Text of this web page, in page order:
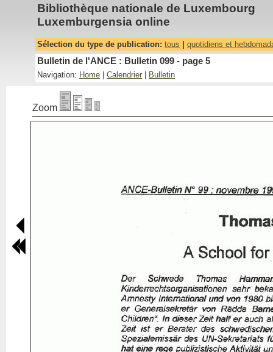
Bibliothèque nationale de Luxembourg
Luxemburgensia online
Sélection du type de publication: tous quotidiens et
Bulletin de l'ANCE : Bulletin 099 - page 5
Navigation: Home Calendrier Bulletin
Zoom